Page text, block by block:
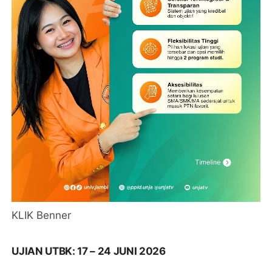
KLIK Benner
UJIAN UTBK: 17 – 24 JUNI 2026